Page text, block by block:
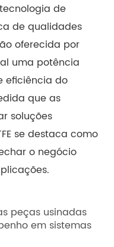
de
de qualidades
oferecida por
uma potência
eficiência do
que as
soluções
se destaca como
o negócio
peças usinadas
em sistemas